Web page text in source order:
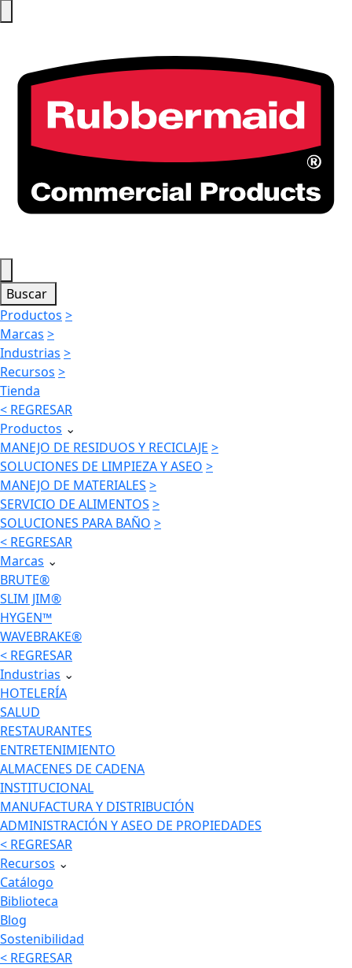
Buscar
Productos >
Marcas >
Industrias >
Recursos >
Tienda
< REGRESAR
Productos ⌄
MANEJO DE RESIDUOS Y RECICLAJE >
SOLUCIONES DE LIMPIEZA Y ASEO >
MANEJO DE MATERIALES >
SERVICIO DE ALIMENTOS >
SOLUCIONES PARA BAÑO >
< REGRESAR
Marcas ⌄
BRUTE®
SLIM JIM®
HYGEN™
WAVEBRAKE®
< REGRESAR
Industrias ⌄
HOTELERÍA
SALUD
RESTAURANTES
ENTRETENIMIENTO
ALMACENES DE CADENA
INSTITUCIONAL
MANUFACTURA Y DISTRIBUCIÓN
ADMINISTRACIÓN Y ASEO DE PROPIEDADES
< REGRESAR
Recursos ⌄
Catálogo
Biblioteca
Blog
Sostenibilidad
< REGRESAR